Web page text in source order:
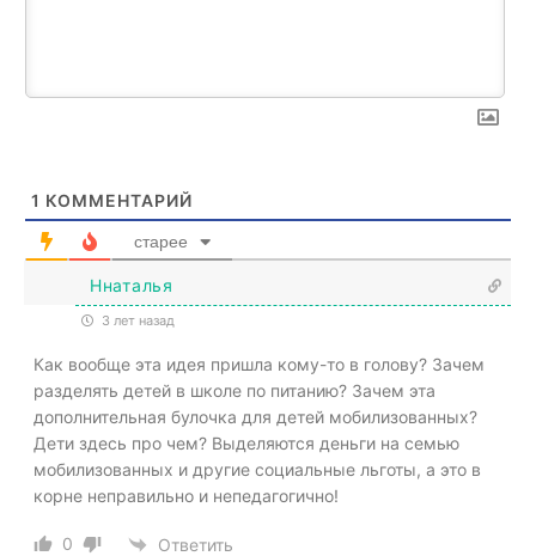
1 КОММЕНТАРИЙ
старее
Ннаталья
3 лет назад
Как вообще эта идея пришла кому-то в голову? Зачем
разделять детей в школе по питанию? Зачем эта
дополнительная булочка для детей мобилизованных?
Дети здесь про чем? Выделяются деньги на семью
мобилизованных и другие социальные льготы, а это в
корне неправильно и непедагогично!
0 Ответить